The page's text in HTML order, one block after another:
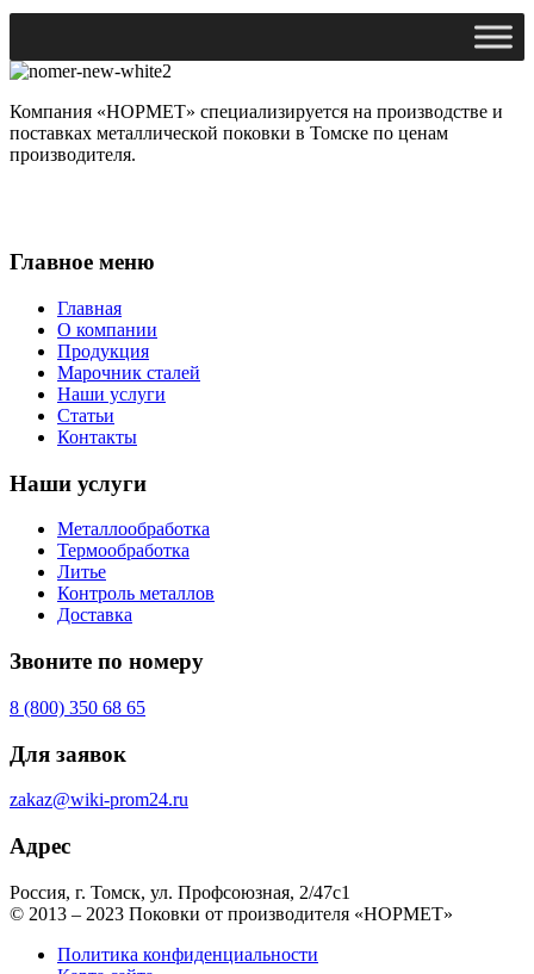
Компания «НОРМЕТ» специализируется на производстве и
поставках металлической поковки в Томске по ценам
производителя.
Главное меню
Главная
О компании
Продукция
Марочник сталей
Наши услуги
Статьи
Контакты
Наши услуги
Металлообработка
Термообработка
Литье
Контроль металлов
Доставка
Звоните по номеру
8 (800) 350 68 65
Для заявок
zakaz@wiki-prom24.ru
Адрес
Россия, г. Томск, ул. Профсоюзная, 2/47с1
© 2013 – 2023 Поковки от производителя «НОРМЕТ»
Политика конфиденциальности